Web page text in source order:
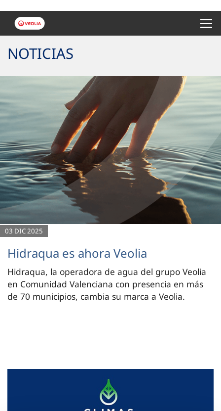
NOTICIAS
03 DIC 2025
Hidraqua es ahora Veolia
Hidraqua, la operadora de agua del grupo Veolia
en Comunidad Valenciana con presencia en más
de 70 municipios, cambia su marca a Veolia.